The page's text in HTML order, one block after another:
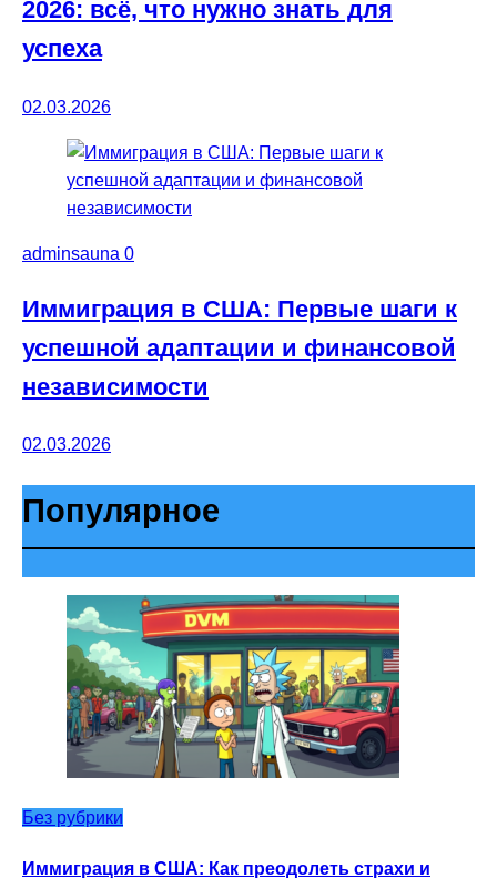
2026: всё, что нужно знать для
успеха
02.03.2026
adminsauna 0
Иммиграция в США: Первые шаги к
успешной адаптации и финансовой
независимости
02.03.2026
Популярное
Без рубрики
Иммиграция в США: Как преодолеть страхи и